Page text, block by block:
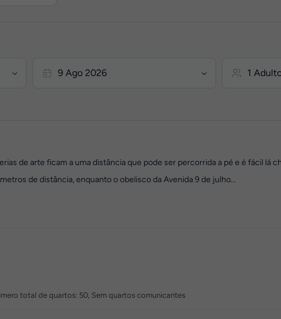
de arte ficam a uma distância que pode ser percorrida a pé e é fácil lá
de distância, enquanto o obelisco da Avenida 9 de julho...
total de quartos: 50, Sem quartos comunicantes